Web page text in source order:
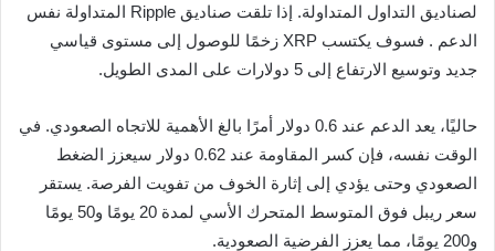
لصناديق التداول المتداولة. إذا تلقت صناديق Ripple المتداولة نفس
الدعم . فسوف يكتسب XRP زخمًا للوصول إلى مستوى قياسي
جديد وتوسيع الارتفاع إلى 5 دولارات على المدى الطويل.
حاليًا، يعد الدعم عند 0.6 دولار أمرًا بالغ الأهمية للاتجاه الصعودي. في
الوقت نفسه، فإن كسر المقاومة عند 0.62 دولار سيعزز الضغط
الصعودي وحتى يؤدي إلى إثارة الخوف من تفويت الفرصة. يستقر
سعر ريبل فوق المتوسط ​​المتحرك الأسي لمدة 20 يومًا و50 يومًا
و200 يومًا، مما يعزز الفرضية الصعودية.